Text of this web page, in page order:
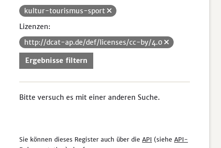
kultur-tourismus-sport
Lizenzen:
http://dcat-ap.de/def/licenses/cc-by/4.0
Ergebnisse filtern
Bitte versuch es mit einer anderen Suche.
Sie können dieses Register auch über die API (siehe API-